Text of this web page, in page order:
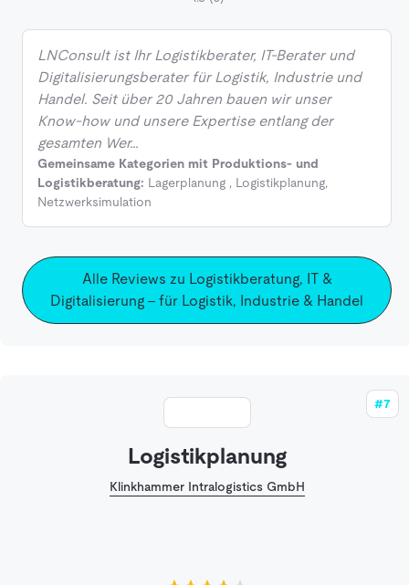
LNConsult ist Ihr Logistikberater, IT-Berater und
Digitalisierungsberater für Logistik, Industrie und
Handel. Seit über 20 Jahren bauen wir unser
Know-how und unsere Expertise entlang der
gesamten Wer…
Gemeinsame Kategorien mit Produktions- und
Logistikberatung: Lagerplanung , Logistikplanung,
Netzwerksimulation
Alle Reviews zu Logistikberatung, IT &
Digitalisierung - für Logistik, Industrie & Handel
#7
Logistikplanung
Klinkhammer Intralogistics GmbH